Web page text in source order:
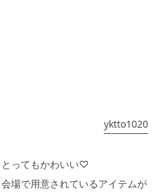
yktto1020
とってもかわいい♡
場で用意されているアイテムが